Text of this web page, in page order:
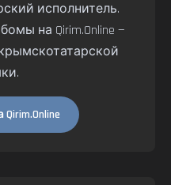
исполнитель.
на Qirim.Online —